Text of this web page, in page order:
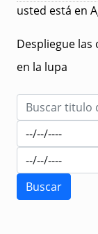
usted está en
Despliegue
en la lupa